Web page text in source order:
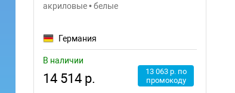
акриловые • белые
Германия
В наличии
14 514 р.
13 063 р. по
промокоду